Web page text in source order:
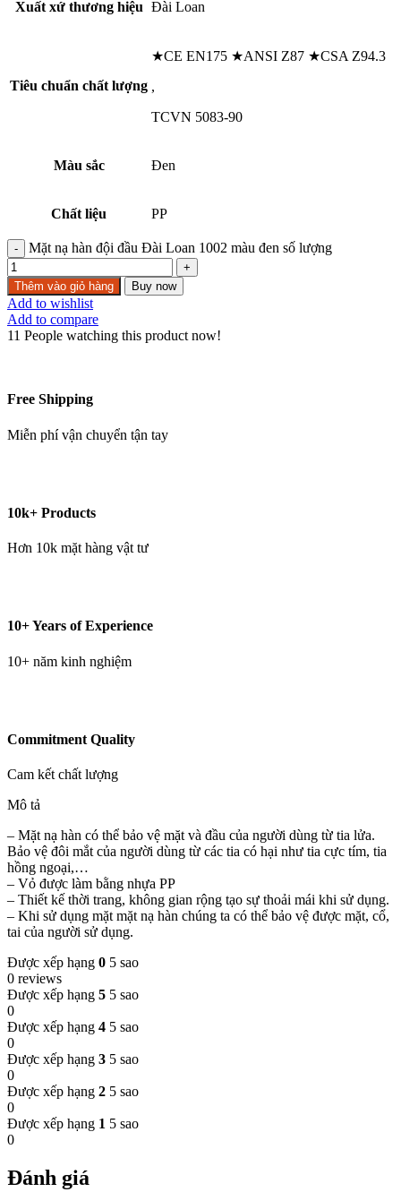
Xuất xứ thương hiệu Đài Loan
Tiêu chuẩn chất lượng
★CE EN175 ★ANSI Z87 ★CSA Z94.3
,
TCVN 5083-90
Màu sắc Đen
Chất liệu PP
Mặt nạ hàn đội đầu Đài Loan 1002 màu đen số lượng
Thêm vào giỏ hàng Buy now
Add to wishlist
Add to compare
11 People watching this product now!
Free Shipping
Miễn phí vận chuyển tận tay
10k+ Products
Hơn 10k mặt hàng vật tư
10+ Years of Experience
10+ năm kinh nghiệm
Commitment Quality
Cam kết chất lượng
Mô tả
– Mặt nạ hàn có thể bảo vệ mặt và đầu của người dùng từ tia lửa.
Bảo vệ đôi mắt của người dùng từ các tia có hại như tia cực tím, tia
hồng ngoại,…
– Vỏ được làm bằng nhựa PP
– Thiết kế thời trang, không gian rộng tạo sự thoải mái khi sử dụng.
– Khi sử dụng mặt mặt nạ hàn chúng ta có thể bảo vệ được mặt, cổ,
tai của người sử dụng.
Được xếp hạng 0 5 sao
0 reviews
Được xếp hạng 5 5 sao
0
Được xếp hạng 4 5 sao
0
Được xếp hạng 3 5 sao
0
Được xếp hạng 2 5 sao
0
Được xếp hạng 1 5 sao
0
Đánh giá